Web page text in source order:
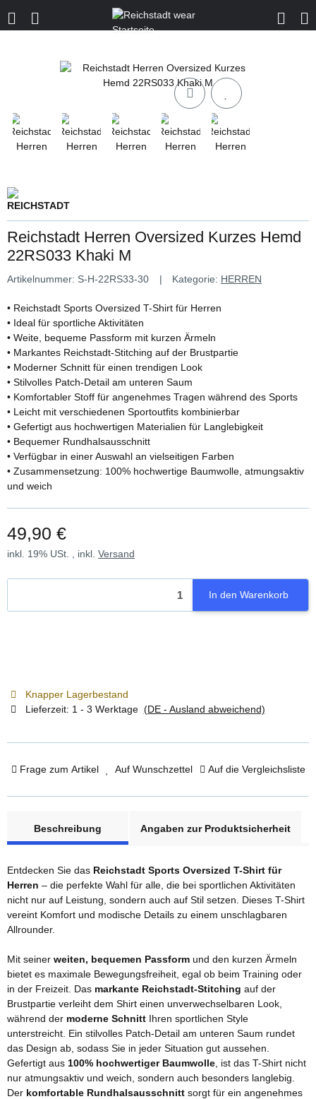
Reichstadt Herren Oversized Kurzes Hemd
22RS033 Khaki M
Artikelnummer: S-H-22RS33-30 Kategorie: HERREN
• Reichstadt Sports Oversized T-Shirt für Herren
• Ideal für sportliche Aktivitäten
• Weite, bequeme Passform mit kurzen Ärmeln
• Markantes Reichstadt-Stitching auf der Brustpartie
• Moderner Schnitt für einen trendigen Look
• Stilvolles Patch-Detail am unteren Saum
• Komfortabler Stoff für angenehmes Tragen während des Sports
• Leicht mit verschiedenen Sportoutfits kombinierbar
• Gefertigt aus hochwertigen Materialien für Langlebigkeit
• Bequemer Rundhalsausschnitt
• Verfügbar in einer Auswahl an vielseitigen Farben
• Zusammensetzung: 100% hochwertige Baumwolle, atmungsaktiv
und weich
49,90 €
inkl. 19% USt. , inkl. Versand
In den Warenkorb
Knapper Lagerbestand
Lieferzeit: 1 - 3 Werktage (DE - Ausland abweichend)
Frage zum Artikel Auf Wunschzettel Auf die Vergleichsliste
Beschreibung
Angaben zur Produktsicherheit
Entdecken Sie das Reichstadt Sports Oversized T-Shirt für
Herren – die perfekte Wahl für alle, die bei sportlichen Aktivitäten
nicht nur auf Leistung, sondern auch auf Stil setzen. Dieses T-Shirt
vereint Komfort und modische Details zu einem unschlagbaren
Allrounder.
Mit seiner weiten, bequemen Passform und den kurzen Ärmeln
bietet es maximale Bewegungsfreiheit, egal ob beim Training oder
in der Freizeit. Das markante Reichstadt-Stitching auf der
Brustpartie verleiht dem Shirt einen unverwechselbaren Look,
während der moderne Schnitt Ihren sportlichen Style
unterstreicht. Ein stilvolles Patch-Detail am unteren Saum rundet
das Design ab, sodass Sie in jeder Situation gut aussehen.
Gefertigt aus 100% hochwertiger Baumwolle , ist das T-Shirt nicht
nur atmungsaktiv und weich, sondern auch besonders langlebig.
Der komfortable Rundhalsausschnitt sorgt für ein angenehmes